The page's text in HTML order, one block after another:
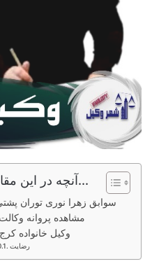
آنچه در این مقاله میخوانید...
سوابق زهرا نوری توران
مشاهده پروانه
وکیل خانواده
رضایت